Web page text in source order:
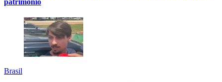
patrimônio
Brasil